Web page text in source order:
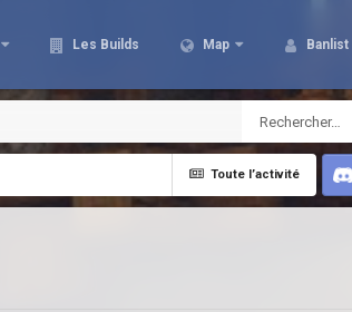
Les Builds Map Banlist
Toute l’activité